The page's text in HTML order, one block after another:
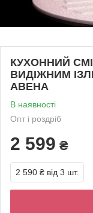
КУХОННИЙ
ВИДІЖНИМ
АВЕНА
В наявності
Опт і роздріб
2 599 ₴
2 590 ₴ від 3 шт.